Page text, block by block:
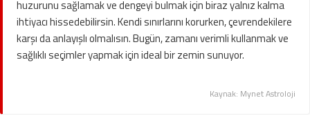
huzurunu sağlamak ve dengeyi bulmak için biraz yalnız kalma
ihtiyacı hissedebilirsin. Kendi sınırlarını korurken, çevrendekilere
karşı da anlayışlı olmalısın. Bugün, zamanı verimli kullanmak ve
sağlıklı seçimler yapmak için ideal bir zemin sunuyor.
Kaynak: Mynet Astroloji